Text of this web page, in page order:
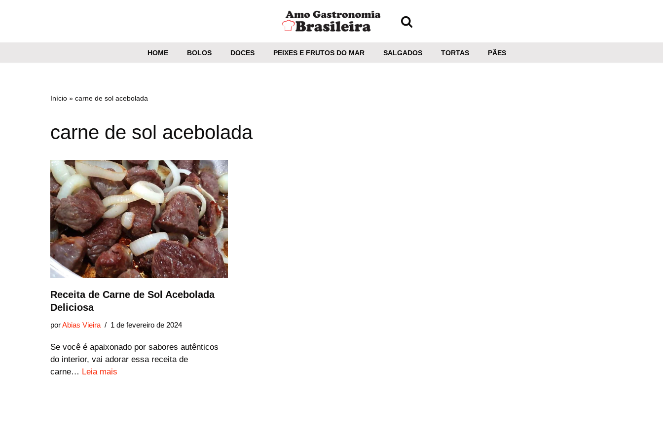
HOME BOLOS DOCES PEIXES E FRUTOS DO MAR SALGADOS TORTAS PÃES
Início » carne de sol acebolada
carne de sol acebolada
Receita de Carne de Sol Acebolada
Deliciosa
porAbias Vieira 1 de fevereiro de 2024
Se você é apaixonado por sabores autênticos
do interior, vai adorar essa receita de
carne… Leia mais